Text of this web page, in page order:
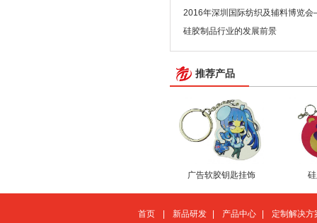
2016年深圳国际纺织及辅料博览
了！
硅胶制品行业的发展前景
推荐产品
广告软胶钥匙挂饰
首页 新品研发 产品中心 定制解决方